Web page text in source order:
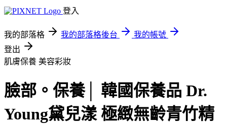
登入
我的部落格 我的部落格後台
我的帳號
登出
肌膚保養 美容彩妝
臉部。保養│ 韓國保養品 Dr.
Young黛兒漾 極緻無齡青竹精